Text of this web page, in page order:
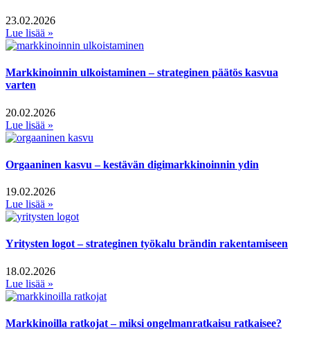
23.02.2026
Lue lisää »
Markkinoinnin ulkoistaminen – strateginen päätös kasvua
varten
20.02.2026
Lue lisää »
Orgaaninen kasvu – kestävän digimarkkinoinnin ydin
19.02.2026
Lue lisää »
Yritysten logot – strateginen työkalu brändin rakentamiseen
18.02.2026
Lue lisää »
Markkinoilla ratkojat – miksi ongelmanratkaisu ratkaisee?